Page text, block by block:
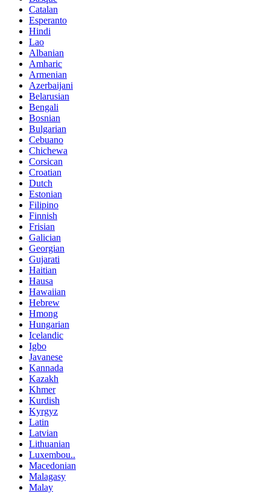
Catalan
Esperanto
Hindi
Lao
Albanian
Amharic
Armenian
Azerbaijani
Belarusian
Bengali
Bosnian
Bulgarian
Cebuano
Chichewa
Corsican
Croatian
Dutch
Estonian
Filipino
Finnish
Frisian
Galician
Georgian
Gujarati
Haitian
Hausa
Hawaiian
Hebrew
Hmong
Hungarian
Icelandic
Igbo
Javanese
Kannada
Kazakh
Khmer
Kurdish
Kyrgyz
Latin
Latvian
Lithuanian
Luxembou..
Macedonian
Malagasy
Malay